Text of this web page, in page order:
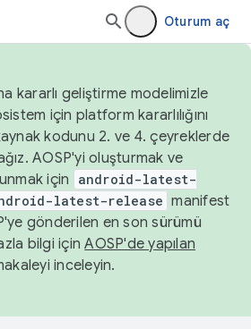
Oturum aç
kararlı geliştirme modelimizle
için platform kararlılığını
kodunu 2. ve 4. çeyreklerde
AOSP'yi oluşturmak ve
için
android-latest-
latest-release manifest
gönderilen en son sürümü
bilgi içinAOSP'de yapılan
inceleyin.